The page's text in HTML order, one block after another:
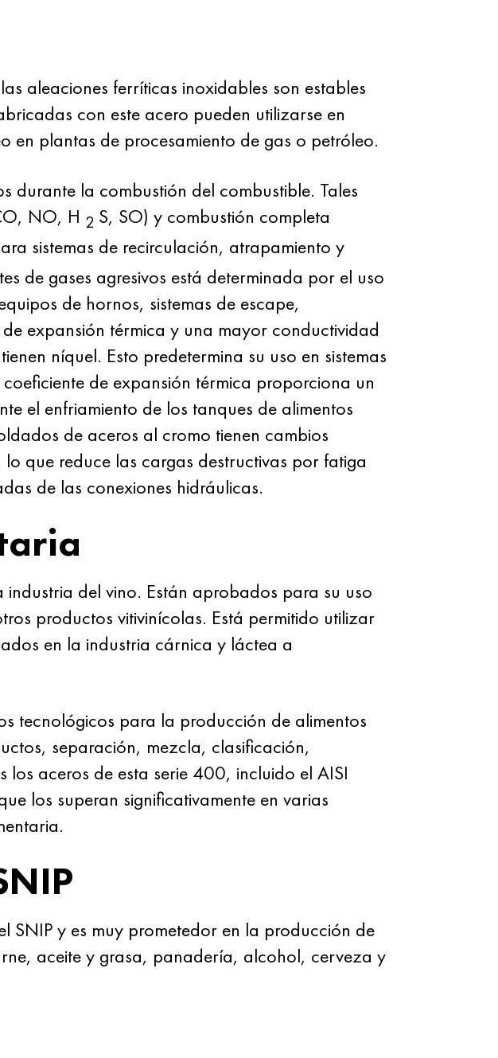
aleaciones ferríticas inoxidables son estables
con este acero pueden utilizarse en
en plantas de procesamiento de gas o petróleo.
durante la combustión del combustible. Tales
NO, H 2S, SO) y combustión completa
sistemas de recirculación, atrapamiento y
de gases agresivos está determinada por el uso
de hornos, sistemas de escape,
expansión térmica y una mayor conductividad
níquel. Esto predetermina su uso en sistemas
de expansión térmica proporciona un
el enfriamiento de los tanques de alimentos
de aceros al cromo tienen cambios
que reduce las cargas destructivas por fatiga
de las conexiones hidráulicas.
del vino. Están aprobados para su uso
productos vitivinícolas. Está permitido utilizar
en la industria cárnica y láctea a
tecnológicos para la producción de alimentos
separación, mezcla, clasificación,
los aceros de esta serie 400, incluido el AISI
los superan significativamente en varias
SNIP y es muy prometedor en la producción de
aceite y grasa, panadería, alcohol, cerveza y